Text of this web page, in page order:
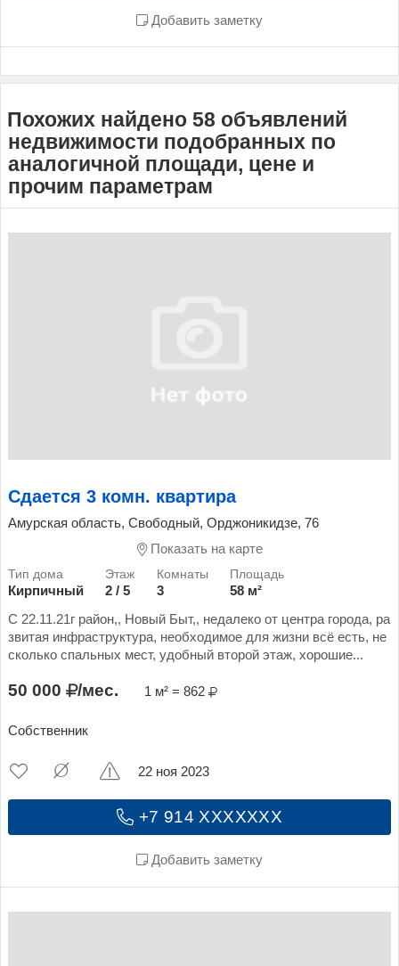
Добавить заметку
Похожих найдено 58 объявлений
недвижимости подобранных по
аналогичной площади, цене и
прочим параметрам
Сдается 3 комн. квартира
Амурская область, Свободный, Орджоникидзе, 76
Показать на карте
Кирпичный 2 / 5 3
58 м²
С 22.11.21г район,, Новый Быт,, недалеко от центра города, ра
звитая инфраструктура, необходимое для жизни всё есть, не
сколько спальных мест, удобный второй этаж, хорошие...
50 000 /мес. 1 м² = 862
Собственник
+7 914 XXXXXXX
Добавить заметку
22 ноя 2023